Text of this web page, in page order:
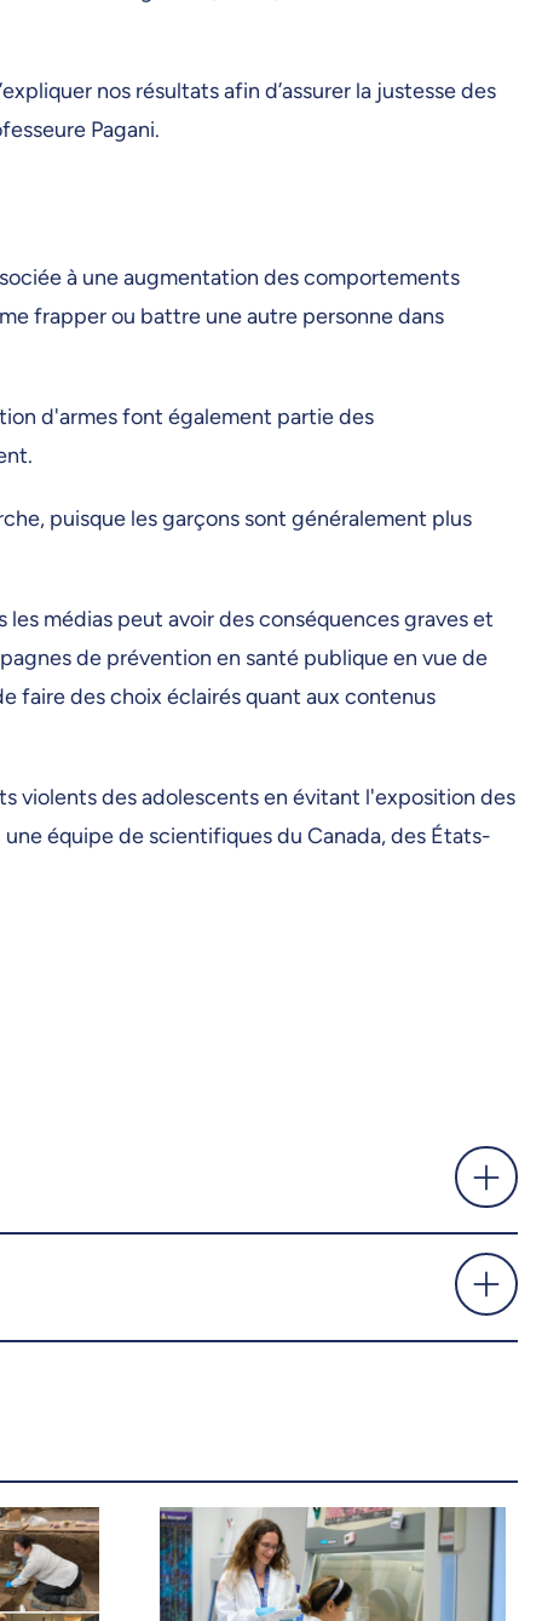
nos résultats afin d’assurer la justesse des
Pagani.
à une augmentation des comportements
frapper ou battre une autre personne dans
d'armes font également partie des
puisque les garçons sont généralement plus
médias peut avoir des conséquences graves et
de prévention en santé publique en vue de
faire des choix éclairés quant aux contenus
violents des adolescents en évitant l'exposition des
équipe de scientifiques du Canada, des États-